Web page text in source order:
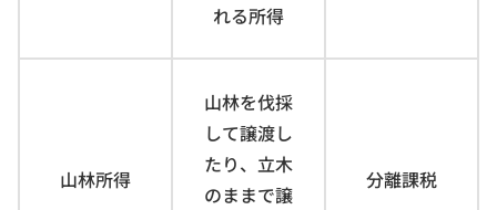
れる所得
山林所得
山林を伐採
して譲渡し
たり、立木
のままで譲
分離課税